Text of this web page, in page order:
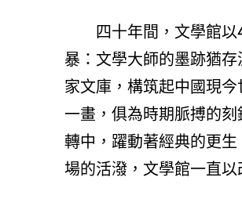
四十年間，文學館
暴：文學大師的墨跡猶
家文庫，構筑起中國現
一畫，俱為時期脈搏的
轉中，躍動著經典的更
場的活潑，文學館一直以